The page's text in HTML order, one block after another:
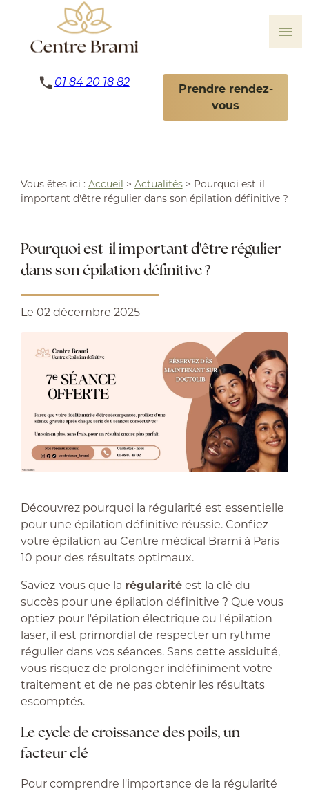
menu
01 84 20 18 82
Prendre rendez-
vous
Vous êtes ici : Accueil > Actualités> Pourquoi est-il
important d'être régulier dans son épilation définitive ?
Pourquoi est-il important d'être régulier
dans son épilation définitive ?
Le 02 décembre 2025
Découvrez pourquoi la régularité est essentielle
pour une épilation définitive réussie. Confiez
votre épilation au Centre médical Brami à Paris
10 pour des résultats optimaux.
Saviez-vous que la régularitéest la clé du
succès pour une épilation définitive ? Que vous
optiez pour l'épilation électrique ou l'épilation
laser, il est primordial de respecter un rythme
régulier dans vos séances. Sans cette assiduité,
vous risquez de prolonger indéfiniment votre
traitement et de ne pas obtenir les résultats
escomptés.
Le cycle de croissance des poils, un
facteur clé
Pour comprendre l'importance de la régularité
Panneau de gestion des cookies